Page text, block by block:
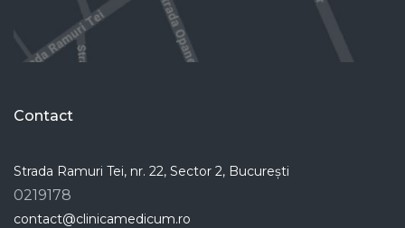
Contact
Strada Ramuri Tei, nr. 22, Sector 2, București
0219178
contact@clinicamedicum.ro